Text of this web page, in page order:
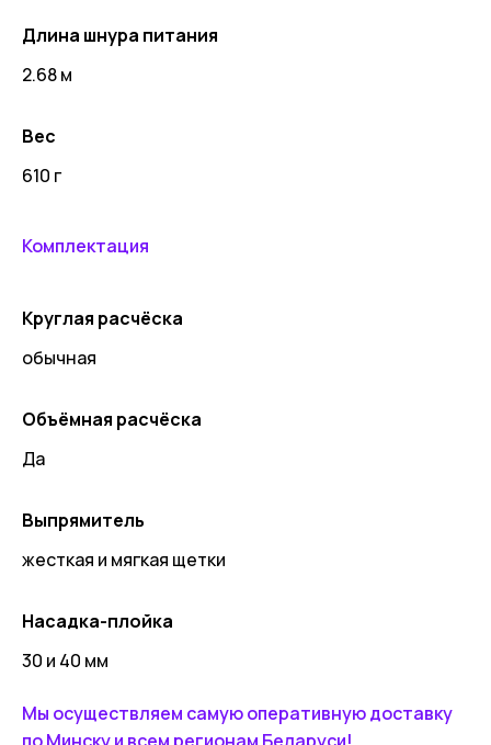
Длина шнура питания
2.68 м
Вес
610 г
Комплектация
Круглая расчёска
обычная
Объёмная расчёска
Да
Выпрямитель
жесткая и мягкая щетки
Насадка-плойка
30 и 40 мм
Мы осуществляем самую оперативную доставку